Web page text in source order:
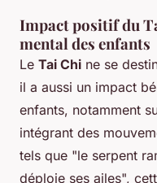
Impact positif du
mental des enfants
Le Tai Chi ne se
il a aussi un impact
enfants, notamment
intégrant des
tels que "le serpent
déploie ses ailes",